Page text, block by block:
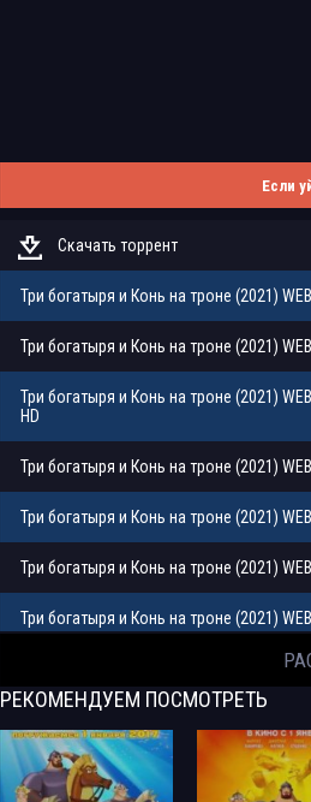
Если
Скачать торрент
Три богатыря и Конь на троне (2021)
Три богатыря и Конь на троне (2021)
Три богатыря и Конь на троне (2021)
HD
Три богатыря и Конь на троне (2021)
Три богатыря и Конь на троне (2021)
Три богатыря и Конь на троне (2021)
Три богатыря и Конь на троне (2021)
Три богатыря и Конь на троне (2021)
Три богатыря и Конь на троне (2021)
РЕКОМЕНДУЕМ ПОСМОТРЕТЬ